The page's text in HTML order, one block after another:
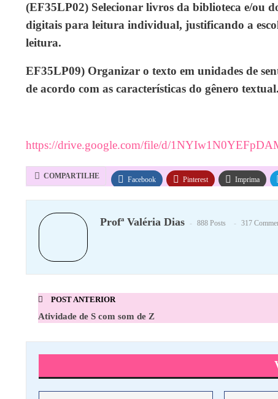
(EF35LP02) Selecionar livros da biblioteca e/ou
digitais para leitura individual, justificando a
leitura.
EF35LP09) Organizar o texto em unidades de
de acordo com as características do gênero textual.
https://drive.google.com/file/d/
COMPARTILHE Facebook Pinterest Imprima
Profª Valéria Dias 888 Posts 317
POST ANTERIOR
Atividade de S com som de Z